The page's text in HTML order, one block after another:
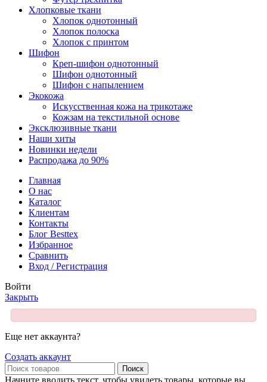
Хлопковые ткани
Хлопок однотонный
Хлопок полоска
Хлопок с принтом
Шифон
Креп-шифон однотонный
Шифон однотонный
Шифон с напылением
Экокожа
Искусственная кожа на трикотаже
Кожзам на текстильной основе
Эксклюзивные ткани
Наши хиты
Новинки недели
Распродажа до 90%
Главная
О нас
Каталог
Клиентам
Контакты
Блог Besttex
Избранное
Сравнить
Вход / Регистрация
Войти
Закрыть
Еще нет аккаунта?
Создать аккаунт
Поиск